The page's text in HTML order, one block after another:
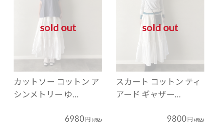
sold out
カットソー コットン ア
シンメトリー ゆ…
6980 円 (税込)
sold out
スカート コットン ティ
アード ギャザー…
9800 円 (税込)